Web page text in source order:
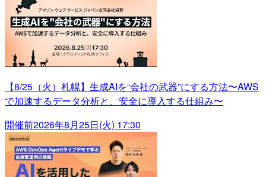
【8/25（火）札幌】生成AIを“会社の武器”にする方法〜AWS
で加速するデータ分析と、安全に導入する仕組み〜
開催前2026年8月25日(火) 17:30